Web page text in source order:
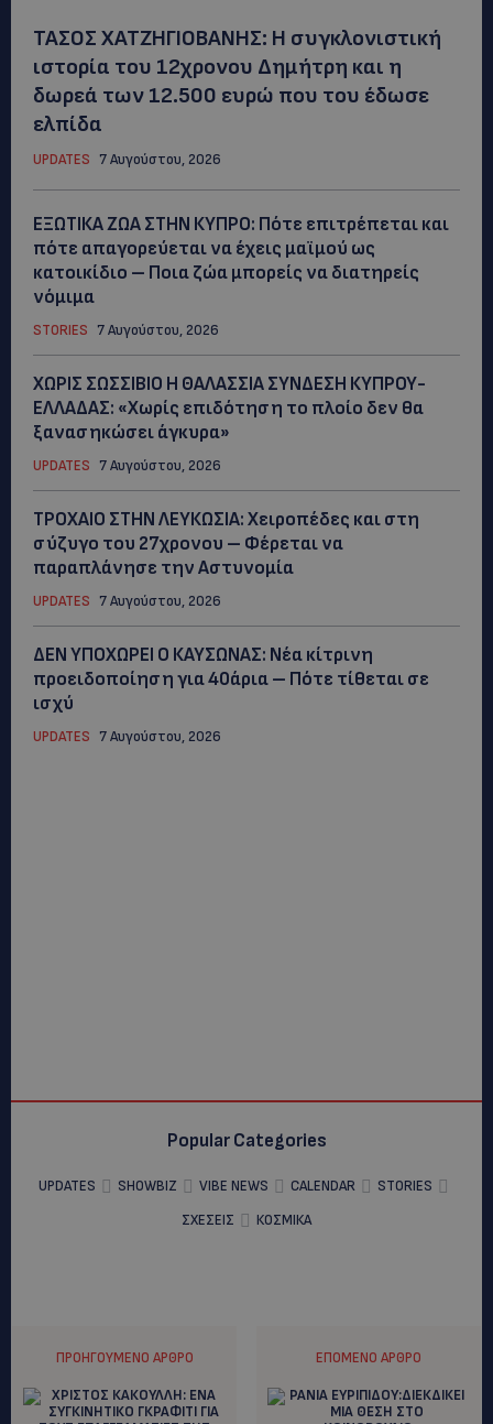
ΤΑΣΟΣ ΧΑΤΖΗΓΙΟΒΑΝΗΣ: Η συγκλονιστική
ιστορία του 12χρονου Δημήτρη και η
δωρεά των 12.500 ευρώ που του έδωσε
ελπίδα
UPDATES 7 Αυγούστου, 2026
ΕΞΩΤΙΚΑ ΖΩΑ ΣΤΗΝ ΚΥΠΡΟ: Πότε επιτρέπεται και
πότε απαγορεύεται να έχεις μαϊμού ως
κατοικίδιο – Ποια ζώα μπορείς να διατηρείς
νόμιμα
STORIES 7 Αυγούστου, 2026
ΧΩΡΙΣ ΣΩΣΣΙΒΙΟ Η ΘΑΛΑΣΣΙΑ ΣΥΝΔΕΣΗ ΚΥΠΡΟΥ-
ΕΛΛΑΔΑΣ: «Χωρίς επιδότηση το πλοίο δεν θα
ξανασηκώσει άγκυρα»
UPDATES 7 Αυγούστου, 2026
ΤΡΟΧΑΙΟ ΣΤΗΝ ΛΕΥΚΩΣΙΑ: Χειροπέδες και στη
σύζυγο του 27χρονου – Φέρεται να
παραπλάνησε την Αστυνομία
UPDATES 7 Αυγούστου, 2026
ΔΕΝ ΥΠΟΧΩΡΕΙ Ο ΚΑΥΣΩΝΑΣ: Νέα κίτρινη
προειδοποίηση για 40άρια – Πότε τίθεται σε
ισχύ
UPDATES 7 Αυγούστου, 2026
Popular Categories
UPDATES SHOWBIZ VIBE NEWS CALENDAR
STORIES
ΣΧΕΣΕΙΣ
ΚΟΣΜΙΚΑ
ΠΡΟΗΓΟΎΜΕΝΟ ΆΡΘΡΟ ΕΠΌΜΕΝΟ ΆΡΘΡΟ